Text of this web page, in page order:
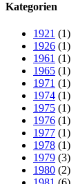
Kategorien
1921 (1)
1926 (1)
1961 (1)
1965 (1)
1971 (1)
1974 (1)
1975 (1)
1976 (1)
1977 (1)
1978 (1)
1979 (3)
1980 (2)